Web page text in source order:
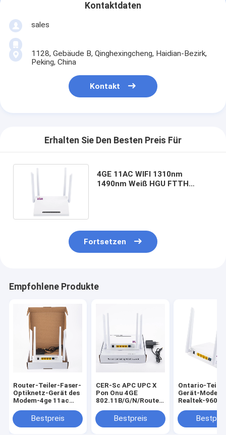
Kontaktdaten
sales
1128, Gebäude B, Qinghexingcheng, Haidian-Bezirk,
Peking, China
Kontakt
Erhalten Sie Den Besten Preis Für
4GE 11AC WIFI 1310nm
1490nm Weiß HGU FTTH
Fortsetzen
Empfohlene Produkte
Router-Teiler-Faser-
Optiknetz-Gerät des
Modem-4ge 11ac
Bestpreis
CER-Sc APC UPC X
Pon Onu 4GE
802.11B/G/N/Router
1200M WIFI
Bestpreis
Ontario-
Gerät-Modem
Realtek-